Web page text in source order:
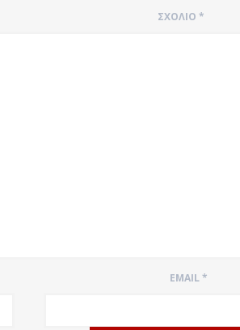
ΣΧΌΛΙΟ *
EMAIL*